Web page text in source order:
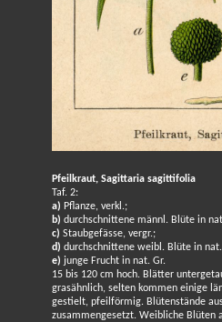
Pfeilkraut, Sagittaria sagittifolia
Taf. 2:
a) Pflanze, verkl.;
b) durchschnittene männl. Blüte in
c) Staubgefässe, vergr.;
d) durchschnittene weibl. Blüte in
e) junge Frucht in nat. Gr.
15 bis 120 cm hoch. Blätter
grasähnlich, selten kommen einige
gestielt, pfeilförmig. Blütenstände
zusammengesetzt. Weibliche Blüten